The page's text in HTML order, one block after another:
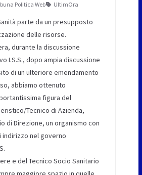
Politica Web UltimOra
parte da un presupposto
delle risorse.
durante la discussione
I.S.S., dopo ampia discussione
di un ulteriore emendamento
abbiamo ottenuto
figura del
Tecnico di Azienda,
di Direzione, un organismo con
nel governo
e del Tecnico Socio Sanitario